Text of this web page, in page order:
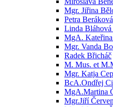
Mgr. Jiřina
Petra Beráková
Linda
MgA.
Mgr. Vanda
Radek Břicháč
M. Mus. et
Mgr. Katja
BcA.Ondřej
MgA.Martina
Mgr.Jiří